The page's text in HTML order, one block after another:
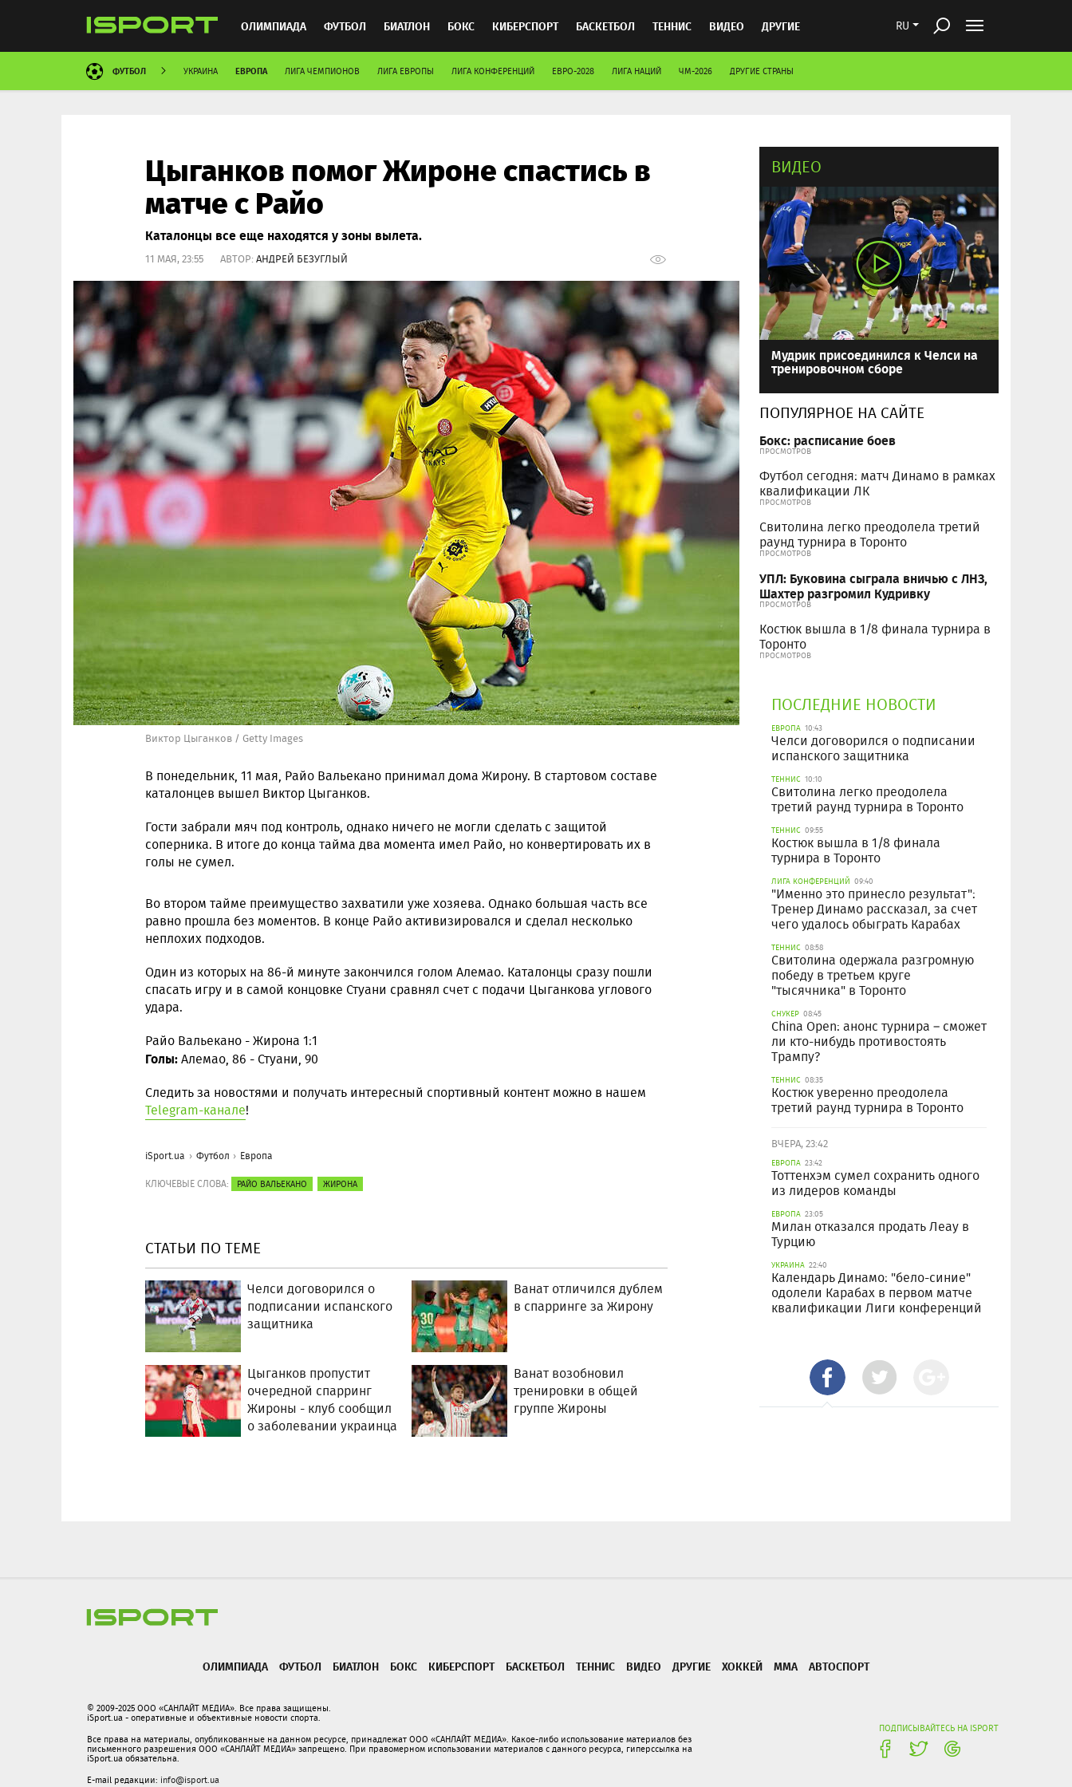
RU
ОЛИМПИАДА ФУТБОЛ БИАТЛОН БОКС КИБЕРСПОРТ БАСКЕТБОЛ ТЕННИС ВИДЕО ДРУГИЕ
ХОККЕЙ ММА АВТОСПОРТ
ФУТБОЛ УКРАИНА ЕВРОПА ЛИГА ЧЕМПИОНОВ ЛИГА ЕВРОПЫ ЛИГА КОНФЕРЕНЦИЙ ЕВРО-2028 ЛИГА НАЦИЙ ЧМ-2026 ДРУГИЕ СТРАНЫ
Цыганков помог Жироне спастись в
матче с Райо
Каталонцы все еще находятся у зоны вылета.
11 МАЯ, 23:55 АВТОР: АНДРЕЙ БЕЗУГЛЫЙ
Виктор Цыганков / Getty Images
В понедельник, 11 мая, Райо Вальекано принимал дома Жирону. В стартовом составе
каталонцев вышел Виктор Цыганков.
Гости забрали мяч под контроль, однако ничего не могли сделать с защитой
соперника. В итоге до конца тайма два момента имел Райо, но конвертировать их в
голы не сумел.
Во втором тайме преимущество захватили уже хозяева. Однако большая часть все
равно прошла без моментов. В конце Райо активизировался и сделал несколько
неплохих подходов.
Один из которых на 86-й минуте закончился голом Алемао. Каталонцы сразу пошли
спасать игру и в самой концовке Стуани сравнял счет с подачи Цыганкова углового
удара.
Райо Вальекано - Жирона 1:1
Голы:Алемао, 86 - Стуани, 90
Следить за новостями и получать интересный спортивный контент можно в нашем
Telegram-канале!
iSport.ua Футбол Европа
КЛЮЧЕВЫЕ СЛОВА: РАЙО ВАЛЬЕКАНО ЖИРОНА
СТАТЬИ ПО ТЕМЕ
Челси договорился о
подписании испанского
защитника
Ванат отличился дублем
в спарринге за Жирону
Цыганков пропустит
очередной спарринг
Жироны - клуб сообщил
о заболевании украинца
Ванат возобновил
тренировки в общей
группе Жироны
ВИДЕО
Мудрик присоединился к Челси на
тренировочном сборе
ПОПУЛЯРНОЕ НА САЙТЕ
Бокс: расписание боев
ПРОСМОТРОВ
Футбол сегодня: матч Динамо в рамках
квалификации ЛК
ПРОСМОТРОВ
Свитолина легко преодолела третий
раунд турнира в Торонто
ПРОСМОТРОВ
УПЛ: Буковина сыграла вничью с ЛНЗ,
Шахтер разгромил Кудривку
ПРОСМОТРОВ
Костюк вышла в 1/8 финала турнира в
Торонто
ПРОСМОТРОВ
ПОСЛЕДНИЕ НОВОСТИ
ЕВРОПА 10:43
Челси договорился о подписании
испанского защитника
ТЕННИС 10:10
Свитолина легко преодолела
третий раунд турнира в Торонто
ТЕННИС 09:55
Костюк вышла в 1/8 финала
турнира в Торонто
ЛИГА КОНФЕРЕНЦИЙ 09:40
"Именно это принесло результат":
Тренер Динамо рассказал, за счет
чего удалось обыграть Карабах
ТЕННИС 08:58
Свитолина одержала разгромную
победу в третьем круге
"тысячника" в Торонто
СНУКЕР 08:45
China Open: анонс турнира – сможет
ли кто-нибудь противостоять
Трампу?
ТЕННИС 08:35
Костюк уверенно преодолела
третий раунд турнира в Торонто
ВЧЕРА, 23:42
ЕВРОПА 23:42
Тоттенхэм сумел сохранить одного
из лидеров команды
ЕВРОПА 23:05
Милан отказался продать Леау в
Турцию
УКРАИНА 22:40
Календарь Динамо: "бело-синие"
одолели Карабах в первом матче
квалификации Лиги конференций
ОЛИМПИАДА ФУТБОЛ БИАТЛОН БОКС КИБЕРСПОРТ БАСКЕТБОЛ ТЕННИС ВИДЕО ДРУГИЕ ХОККЕЙ ММА АВТОСПОРТ
ПОДПИСЫВАЙТЕСЬ НА ISPORT
© 2009-2025 ООО «САНЛАЙТ МЕДИА». Все права защищены.
iSport.ua - оперативные и объективные новости спорта.
Все права на материалы, опубликованные на данном ресурсе, принадлежат ООО «САНЛАЙТ МЕДИА». Какое-либо использование материалов без
письменного разрешения ООО «САНЛАЙТ МЕДИА» запрещено. При правомерном использовании материалов с данного ресурса, гиперссылка на
iSport.ua обязательна.
E-mail редакции: info@isport.ua